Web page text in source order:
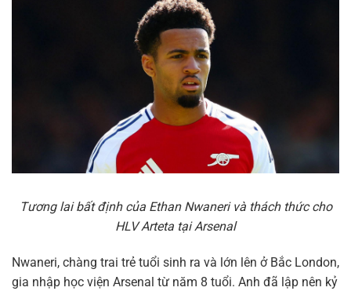
Tương lai bất định của Ethan Nwaneri và thách thức cho
HLV Arteta tại Arsenal
Nwaneri, chàng trai trẻ tuổi sinh ra và lớn lên ở Bắc London,
gia nhập học viện Arsenal từ năm 8 tuổi. Anh đã lập nên kỷ